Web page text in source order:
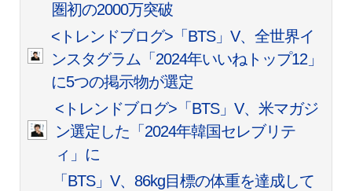
圏初の2000万突破
<トレンドブログ>「BTS」V、全世界イ
ンスタグラム「2024年いいねトップ12」
に5つの掲示物が選定
<トレンドブログ>「BTS」V、米マガジ
ン選定した「2024年韓国セレブリテ
ィ」に
「BTS」V、86kg目標の体重を達成して